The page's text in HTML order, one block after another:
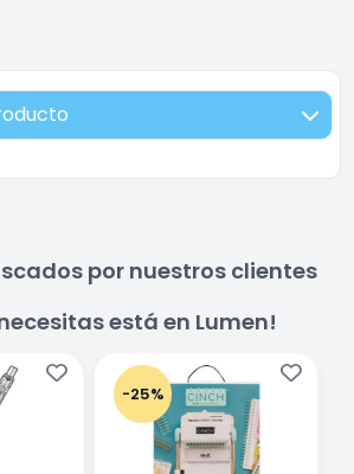
por nuestros clientes
está en Lumen!
-25%